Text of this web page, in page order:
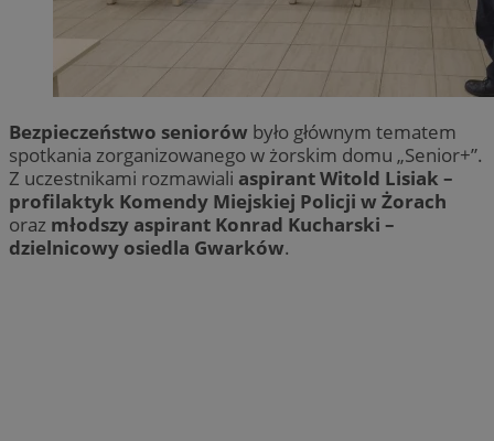
Bezpieczeństwo seniorów było głównym tematem
spotkania zorganizowanego w żorskim domu „Senior+”.
Z uczestnikami rozmawiali aspirant Witold Lisiak –
profilaktyk Komendy Miejskiej Policji w Żorach
oraz młodszy aspirant Konrad Kucharski –
dzielnicowy osiedla Gwarków.